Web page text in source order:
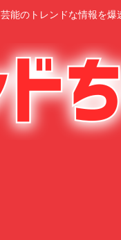
芸能のトレンドな情報を爆